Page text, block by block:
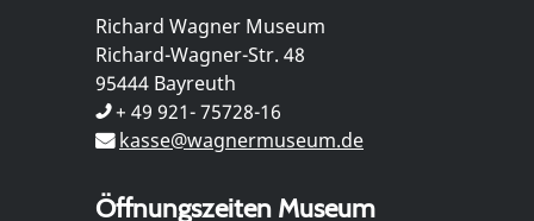
Richard Wagner Museum
Richard-Wagner-Str. 48
95444 Bayreuth
+ 49 921- 75728-16
kasse@wagnermuseum.de
Öffnungszeiten Museum